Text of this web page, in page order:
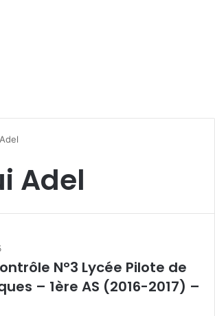
Adel
N°3 Lycée Pilote de
– 1ère AS (2016-2017) –